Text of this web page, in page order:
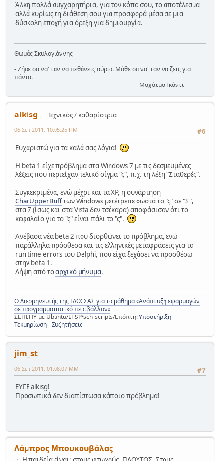
Άλκη πολλά συγχαρητήρια, για τον κόπο σου, το αποτέλεσμα
αλλά κυρίως τη διάθεση σου για προσφορά μέσα σε μια
δύσκολη εποχή για όρεξη για δημιουργία.
Θωμάς Σκυλογιάννης
- Ζήσε σα να' ταν να πεθάνεις αύριο. Μάθε σα να' ταν να ζεις για
πάντα.
Μαχάτμα Γκάντι
alkisg
Τεχνικός / καθαρίστρια
#6
06 Σεπ 2011, 10:05:25 ΠΜ
Ευχαριστώ για τα καλά σας λόγια!
Η beta 1 είχε πρόβλημα στα Windows 7 με τις δεσμευμένες
λέξεις που περιείχαν τελικό σίγμα "ς", π.χ. τη λέξη "Σταθερές".
Συγκεκριμένα, ενώ μέχρι και τα XP, η συνάρτηση
CharUpperBuffτων Windows μετέτρεπε σωστά το "ς" σε "Σ",
στα 7 (ίσως και στα Vista δεν τσέκαρα) αποφάσισαν ότι το
κεφαλαίο για το "ς" είναι πάλι το "ς".
Ανέβασα νέα beta 2 που διορθώνει το πρόβλημα, ενώ
παράλληλα πρόσθεσα και τις ελληνικές μεταφράσεις για τα
run time errors του Delphi, που είχα ξεχάσει να προσθέσω
στην beta 1.
Λήψη από τοαρχικό μήνυμα.
Ο Διερμηνευτής της ΓΛΩΣΣΑΣ για το μάθημα «Ανάπτυξη εφαρμογών
σε προγραμματιστικό περιβάλλον»
ΣΕΠΕΗΥ με Ubuntu/LTSP/sch-scripts/Επόπτη:Υποστήριξη-
Τεκμηρίωση-Συζητήσεις
jim_st
#7
06 Σεπ 2011, 01:08:07 ΜΜ
ΕΥΓΕ alkisg!
Προσωπικά δεν διαπίστωσα κάποιο πρόβλημα!
Λάμπρος Μπουκουβάλας